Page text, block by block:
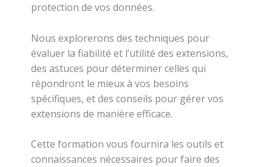
protection de vos données.
Nous explorerons des techniques pour
évaluer la fiabilité et l’utilité des extensions,
des astuces pour déterminer celles qui
répondront le mieux à vos besoins
spécifiques, et des conseils pour gérer vos
extensions de manière efficace.
Cette formation vous fournira les outils et
connaissances nécessaires pour faire des